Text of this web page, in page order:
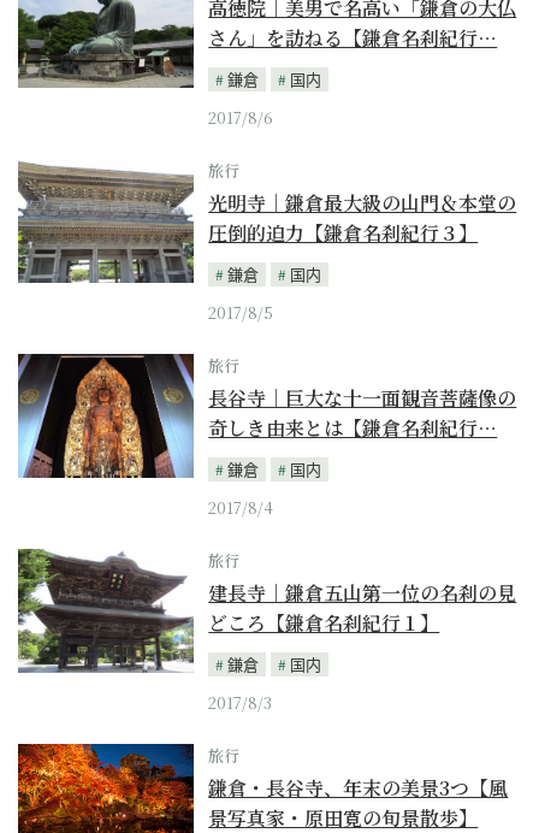
高徳院｜美男で名高い「鎌倉の大仏
さん」を訪ねる【鎌倉名刹紀行…
鎌倉
国内
2017/8/6
旅行
光明寺｜鎌倉最大級の山門＆本堂の
圧倒的迫力【鎌倉名刹紀行３】
鎌倉
国内
2017/8/5
旅行
長谷寺｜巨大な十一面観音菩薩像の
奇しき由来とは【鎌倉名刹紀行…
鎌倉
国内
2017/8/4
旅行
建長寺｜鎌倉五山第一位の名刹の見
どころ【鎌倉名刹紀行１】
鎌倉
国内
2017/8/3
旅行
鎌倉・長谷寺、年末の美景3つ【風
景写真家・原田寛の旬景散歩】